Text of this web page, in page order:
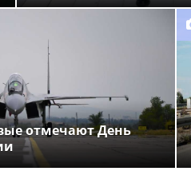
отмечают День